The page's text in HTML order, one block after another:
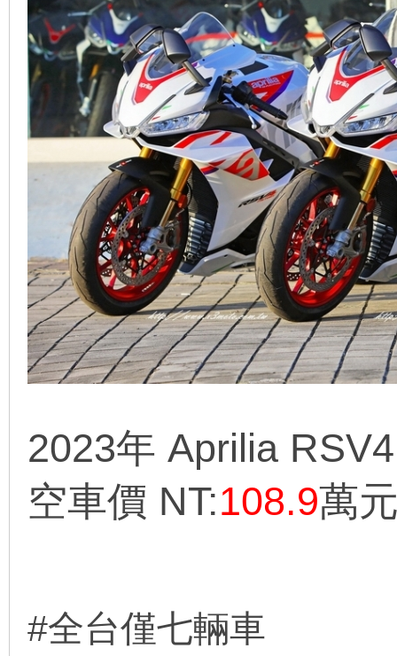
2023年 Aprilia
空車價 NT:108.9萬
#全台僅七輛車